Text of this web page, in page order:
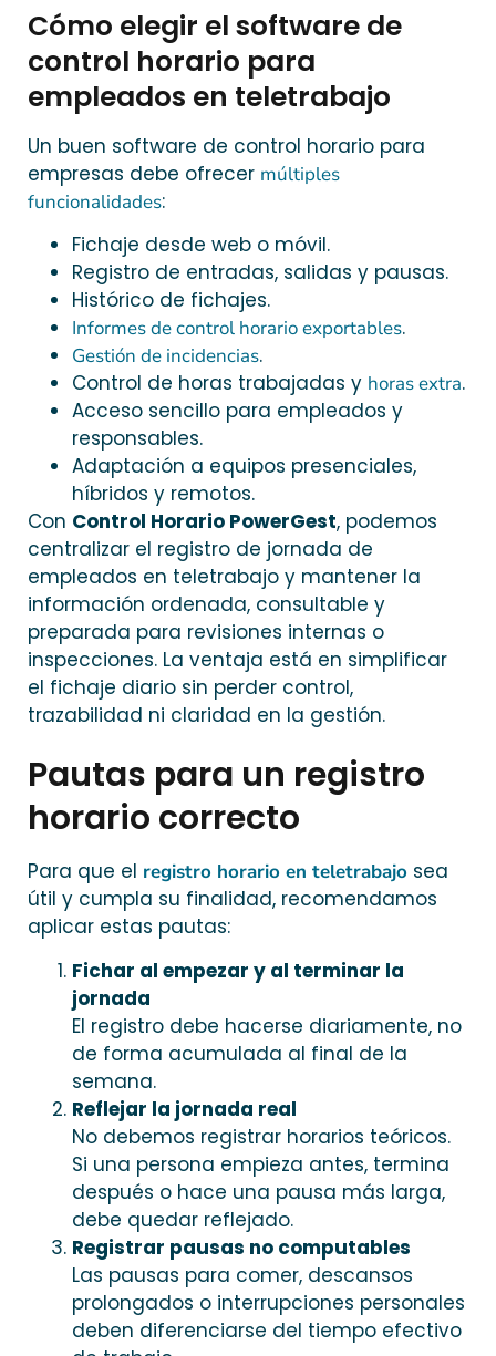
Cómo elegir el software de
control horario para
empleados en teletrabajo
Un buen software de control horario para
empresas debe ofrecer múltiples
funcionalidades:
Fichaje desde web o móvil.
Registro de entradas, salidas y pausas.
Histórico de fichajes.
Informes de control horario exportables.
Gestión de incidencias.
Control de horas trabajadas y horas extra.
Acceso sencillo para empleados y
responsables.
Adaptación a equipos presenciales,
híbridos y remotos.
Con Control Horario PowerGest, podemos
centralizar el registro de jornada de
empleados en teletrabajo y mantener la
información ordenada, consultable y
preparada para revisiones internas o
inspecciones. La ventaja está en simplificar
el fichaje diario sin perder control,
trazabilidad ni claridad en la gestión.
Pautas para un registro
horario correcto
Para que el registro horario en teletrabajo sea
útil y cumpla su finalidad, recomendamos
aplicar estas pautas:
Fichar al empezar y al terminar la
jornada
El registro debe hacerse diariamente, no
de forma acumulada al final de la
semana.
Reflejar la jornada real
No debemos registrar horarios teóricos.
Si una persona empieza antes, termina
después o hace una pausa más larga,
debe quedar reflejado.
Registrar pausas no computables
Las pausas para comer, descansos
prolongados o interrupciones personales
deben diferenciarse del tiempo efectivo